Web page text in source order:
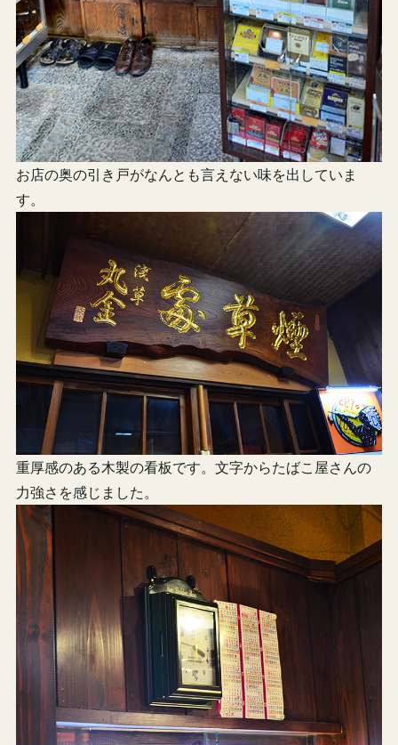
お店の奥の引き戸がなんとも言えない味を出していま
す。
重厚感のある木製の看板です。文字からたばこ屋さんの
力強さを感じました。